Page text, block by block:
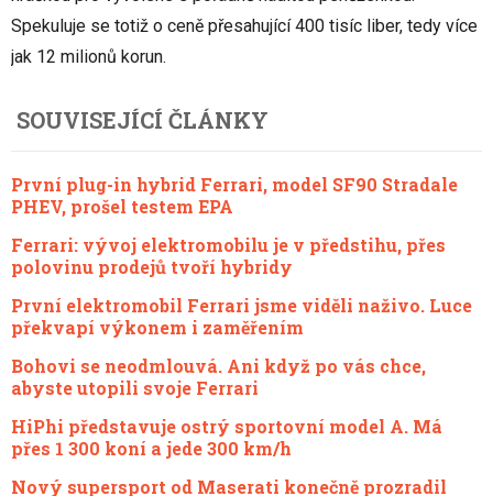
Spekuluje se totiž o ceně přesahující 400 tisíc liber, tedy více
jak 12 milionů korun.
SOUVISEJÍCÍ ČLÁNKY
První plug-in hybrid Ferrari, model SF90 Stradale
PHEV, prošel testem EPA
Ferrari: vývoj elektromobilu je v předstihu, přes
polovinu prodejů tvoří hybridy
První elektromobil Ferrari jsme viděli naživo. Luce
překvapí výkonem i zaměřením
Bohovi se neodmlouvá. Ani když po vás chce,
abyste utopili svoje Ferrari
HiPhi představuje ostrý sportovní model A. Má
přes 1 300 koní a jede 300 km/h
Nový supersport od Maserati konečně prozradil